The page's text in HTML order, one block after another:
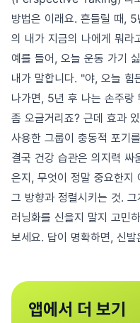
방법은 이래요. 흔들릴 때,
의 내가 지금의 나에게 뭐라
예를 들어, 오늘 운동 가기
내가 말합니다. "야, 오늘 힘
나가면, 5년 후 나는 손주랑
좀 오글거리죠? 근데 효과
사용한 그룹이 충동적 포기
결국 건강 습관은 의지력 싸
은지, 무엇이 정말 중요한지
그 방향과 정렬시키는 것. 그
러닝화를 신을지 말지 고민
보세요. 답이 명확하면, 신
앱에서 더 보기